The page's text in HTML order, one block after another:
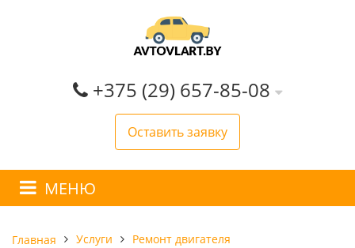
+375 (29) 657-85-08
Оставить заявку
МЕНЮ
Главная Услуги
Ремонт двигателя